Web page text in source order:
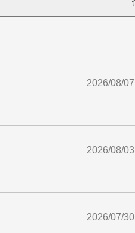
2026/08/07
2026/08/03
2026/07/30